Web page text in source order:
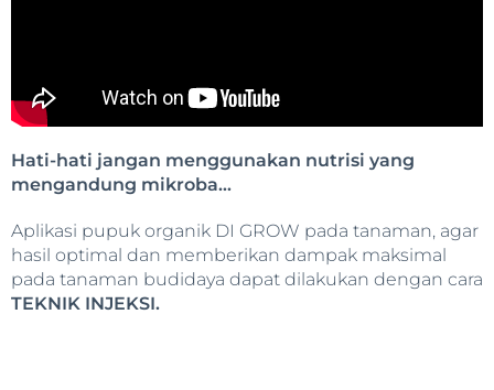
Hati-hati jangan menggunakan nutrisi yang
mengandung mikroba…
Aplikasi pupuk organik DI GROW pada tanaman, agar
hasil optimal dan memberikan dampak maksimal
pada tanaman budidaya dapat dilakukan dengan cara
TEKNIK INJEKSI.